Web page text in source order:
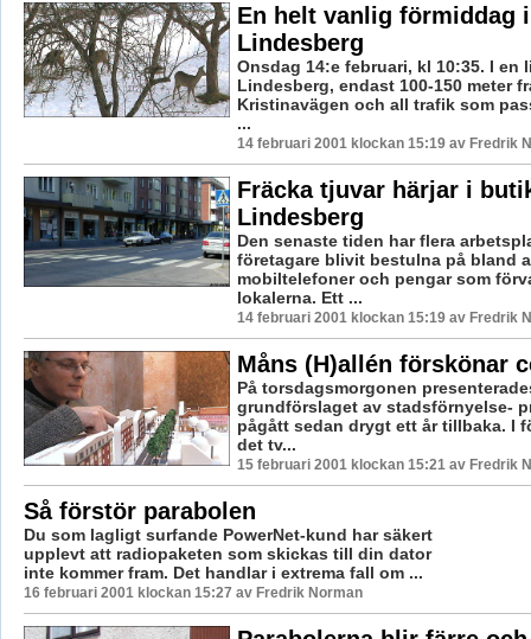
En helt vanlig förmiddag i
Lindesberg
Onsdag 14:e februari, kl 10:35. I en
Lindesberg, endast 100-150 meter
Kristinavägen och all trafik som
...
14 februari 2001 klockan 15:19 av Fredrik
Fräcka tjuvar härjar i
Lindesberg
Den senaste tiden har flera
företagare blivit bestulna på bland
mobiltelefoner och pengar som
lokalerna. Ett ...
14 februari 2001 klockan 15:19 av Fredrik
Måns (H)allén förskönar
På torsdagsmorgonen
grundförslaget av stadsförnyelse-
pågått sedan drygt ett år tillbaka. I
det tv...
15 februari 2001 klockan 15:21 av Fredrik
Så förstör parabolen
Du som lagligt surfande PowerNet-kund har säkert
upplevt att radiopaketen som skickas till din dator
inte kommer fram. Det handlar i extrema fall om ...
16 februari 2001 klockan 15:27 av Fredrik Norman